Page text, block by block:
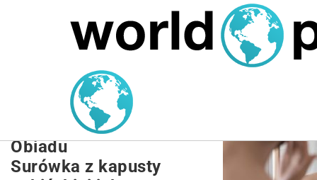
MARIUSZ ŁAMAGA 27.09.2025
Przepis na Surówkę z
Kapusty Pekińskiej:
Idealny Dodatek do
Obiadu
Surówka z kapusty